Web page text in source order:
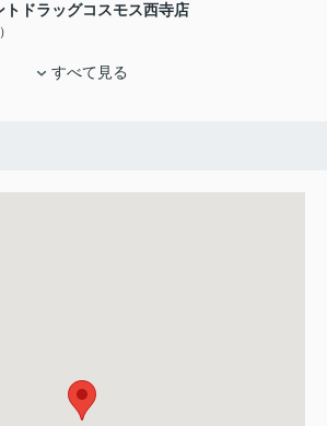
トドラッグコスモス西寺店
すべて見る